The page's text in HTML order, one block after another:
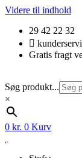
Videre til indhold
29 42 22 32
Gratis fragt
Søg produkt...
×
0 kr. 0 Kurv